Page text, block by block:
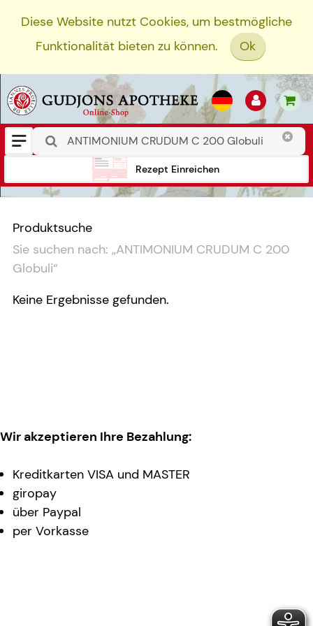
Diese Website nutzt Cookies, um bestmögliche
Funktionalität bieten zu können.
Ok
Rezept Einreichen
Produktsuche
Sie suchen nach: „ANTIMONIUM CRUDUM C 200
Globuli“
Keine Ergebnisse gefunden.
Wir akzeptieren Ihre Bezahlung:
Kreditkarten VISA und MASTER
giropay
über Paypal
per Vorkasse